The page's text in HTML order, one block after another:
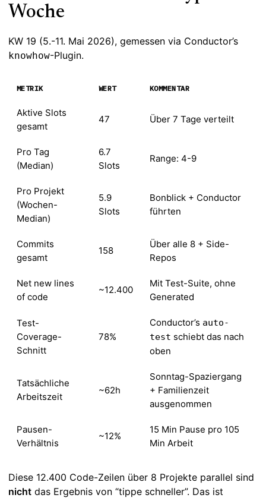
Woche
KW 19 (5.-11. Mai 2026), gemessen via Conductor’s
knowhow-Plugin.
METRIK WERT KOMMENTAR
Aktive Slots
gesamt
47 Über 7 Tage verteilt
Pro Tag
(Median)
6.7
Slots
Range: 4-9
Pro Projekt
(Wochen-
Median)
5.9
Slots
Bonblick + Conductor
führten
Commits
gesamt
158
Über alle 8 + Side-
Repos
Net new lines
of code
~12.400
Mit Test-Suite, ohne
Generated
Test-
Coverage-
Schnitt
78%
Conductor’s auto-
test schiebt das nach
oben
Tatsächliche
Arbeitszeit
~62h
Sonntag-Spaziergang
+ Familienzeit
ausgenommen
Pausen-
Verhältnis
~12%
15 Min Pause pro 105
Min Arbeit
Diese 12.400 Code-Zeilen über 8 Projekte parallel sind
nicht das Ergebnis von “tippe schneller”. Das ist